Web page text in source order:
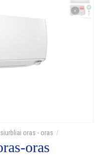
oras - oras
oras